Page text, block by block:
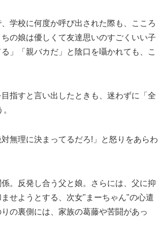
学校に何度か呼び出された際も、こころ
の娘は優しくて友達思いのすごくいい子
」「親バカだ」と陰口を囁かれても、こ
指すと言い出したときも、迷わずに「全
無理に決まってるだろ!」と怒りをあらわ
。反発し合う父と娘。さらには、父に抑
せようとする、次女"まーちゃん"の心遣
の裏側には、家族の葛藤や苦闘があっ